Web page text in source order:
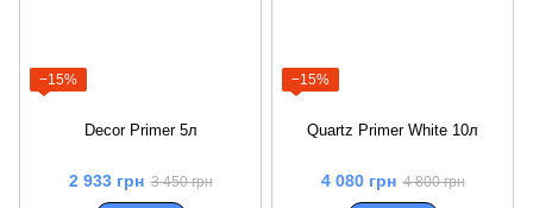
−15%
Decor Primer 5л
2 933 грн 3 450 грн
−15%
Quartz Primer White 10л
4 080 грн 4 800 грн